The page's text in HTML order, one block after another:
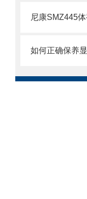
尼康SMZ445
如何正确保养